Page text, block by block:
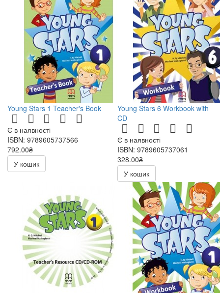
Young Stars 1 Teacher's Book
Є в наявності
ISBN: 9789605737566
792.00₴
У кошик
Young Stars 6 Workbook with
CD
Є в наявності
ISBN: 9789605737061
328.00₴
У кошик